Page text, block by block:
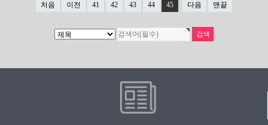
처음 이전 41 42 43 44 45 다음 맨끝